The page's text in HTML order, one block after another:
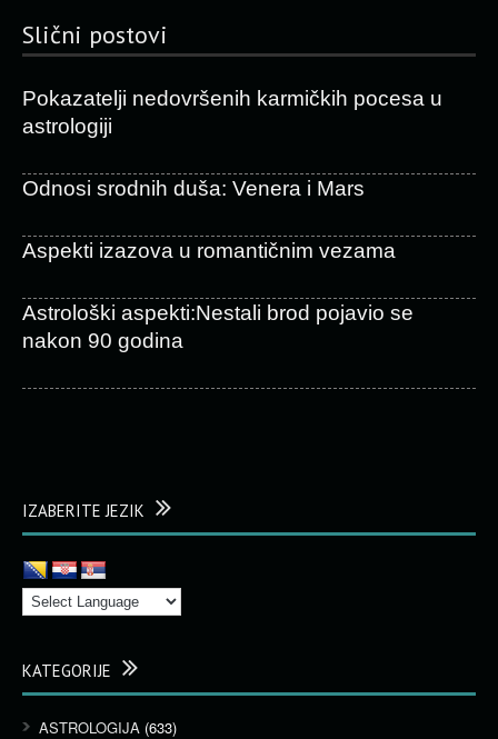
Slični postovi
Pokazatelji nedovršenih karmičkih pocesa u
astrologiji
Odnosi srodnih duša: Venera i Mars
Aspekti izazova u romantičnim vezama
Astrološki aspekti:Nestali brod pojavio se
nakon 90 godina
IZABERITE JEZIK
KATEGORIJE
ASTROLOGIJA (633)